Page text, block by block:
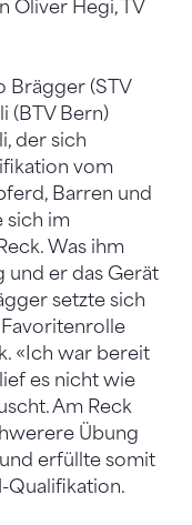
Oliver Hegi, TV
Brägger (STV
(BTV Bern)
der sich
vom
Barren und
sich im
Was ihm
und er das Gerät
setzte sich
«Ich war bereit
es nicht wie
Am Reck
Übung
erfüllte somit
Qualifikation.